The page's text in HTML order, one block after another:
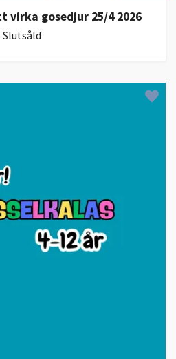
virka gosedjur 25/4 2026
Slutsåld